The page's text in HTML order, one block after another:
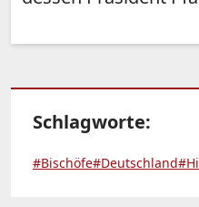
Schlagworte:
#Bischöfe#Deutschland